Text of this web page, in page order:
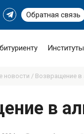
Обратная связь
новости / Возвращение в
в